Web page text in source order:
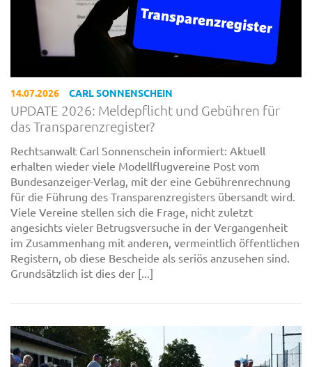
14.07.2026 CARL SONNENSCHEIN
UPDATE 2026: Meldepflicht und Gebühren für
das Transparenzregister?
Rechtsanwalt Carl Sonnenschein informiert: Aktuell
erhalten wieder viele Modellflugvereine Post vom
Bundesanzeiger-Verlag, mit der eine Gebührenrechnung
für die Führung des Transparenzregisters übersandt wird.
Viele Vereine stellen sich die Frage, nicht zuletzt
angesichts vieler Betrugsversuche in der Vergangenheit
im Zusammenhang mit anderen, vermeintlich öffentlichen
Registern, ob diese Bescheide als seriös anzusehen sind.
Grundsätzlich ist dies der [...]